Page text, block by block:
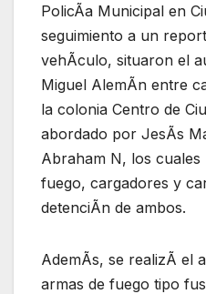
PolicÃa Municipal en
seguimiento a un
vehÃculo, situaron el
Miguel AlemÃn entre
la colonia Centro de
abordado por JesÃs
Abraham N, los
fuego, cargadores y
detenciÃn de ambos.
AdemÃs, se realizÃ el
armas de fuego tipo